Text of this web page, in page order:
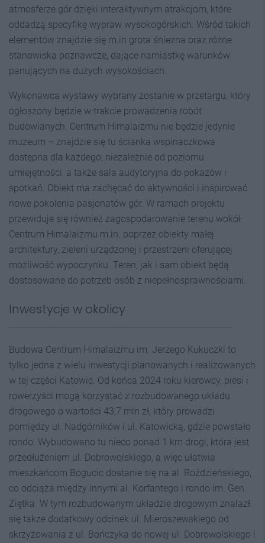
atmosferze gór dzięki interaktywnym atrakcjom, które
oddadzą specyfikę wypraw wysokogórskich. Wśród takich
elementów znajdzie się m.in grota śnieżna oraz różne
stanowiska poznawcze, dające namiastkę warunków
panujących na dużych wysokościach.
Wykonawca wystawy wybrany zostanie w przetargu, który
ogłoszony będzie w trakcie prowadzenia robót
budowlanych. Centrum Himalaizmu nie będzie jedynie
muzeum – znajdzie się tu ścianka wspinaczkowa
dostępna dla każdego, niezależnie od poziomu
umiejętności, a także sala audytoryjna do pokazów i
spotkań. Obiekt ma zachęcać do aktywności i inspirować
nowe pokolenia pasjonatów gór. W ramach projektu
przewiduje się również zagospodarowanie terenu wokół
Centrum Himalaizmu m.in. poprzez obiekty małej
architektury, zieleni urządzonej i przestrzeni oferującej
możliwość wypoczynku. Teren, jak i sam obiekt będą
dostosowane do potrzeb osób z niepełnosprawnościami.
Inwestycje w okolicy
Budowa Centrum Himalaizmu im. Jerzego Kukuczki to
tylko jedna z wielu inwestycji planowanych i realizowanych
w tej części Katowic. Od końca 2024 roku kierowcy, piesi i
rowerzyści mogą korzystać z rozbudowanego układu
drogowego o wartości 43,7 mln zł, który prowadzi
pomiędzy ul. Nadgórników i ul. Katowicką, gdzie powstało
rondo. Wybudowano tu nieco ponad 1 km drogi, która jest
przedłużeniem ul. Dobrowolskiego, a więc ułatwia
mieszkańcom Bogucic dostanie się na al. Roździeńskiego,
co odciąża między innymi al. Korfantego i rondo im. Gen.
Ziętka. W tym rozbudowanym układzie drogowym znalazł
się także dodatkowy odcinek ul. Mieroszewskiego od
skrzyżowania z ul. Bończyka do nowej ul. Dobrowolskiego i